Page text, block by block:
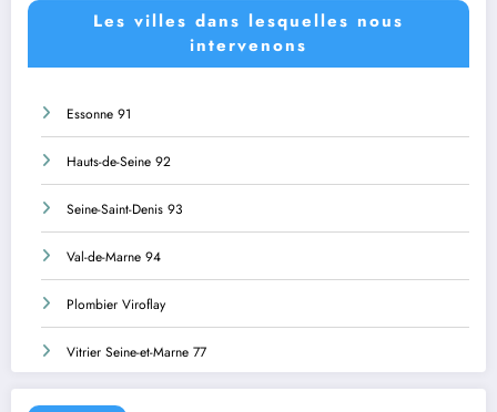
Les villes dans lesquelles nous
intervenons
Essonne 91
Hauts-de-Seine 92
Seine-Saint-Denis 93
Val-de-Marne 94
Plombier Viroflay
Vitrier Seine-et-Marne 77